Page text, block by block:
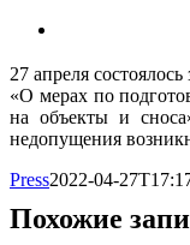
27 апреля
«О мерах по
на объекты и
недопущения
Press2022-04-
Похожие